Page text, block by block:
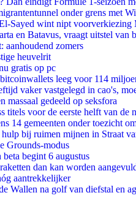
onder grens met
Sayed wint nipt voorverkiezing
en Batavus, vraagt uitstel van
aanhoudend zomers
heuvelrit
gratis op pc
leeg voor 114
vaker vastgelegd in cao's,
massaal gedeeld op seksfora
voor de eerste helft van de
14 gemeenten onder toezicht
bij ruimen mijnen in Straat
Grounds-modus
begint 6 augustus
dan kan worden
aantrekkelijker
Wallen na golf van diefstal en